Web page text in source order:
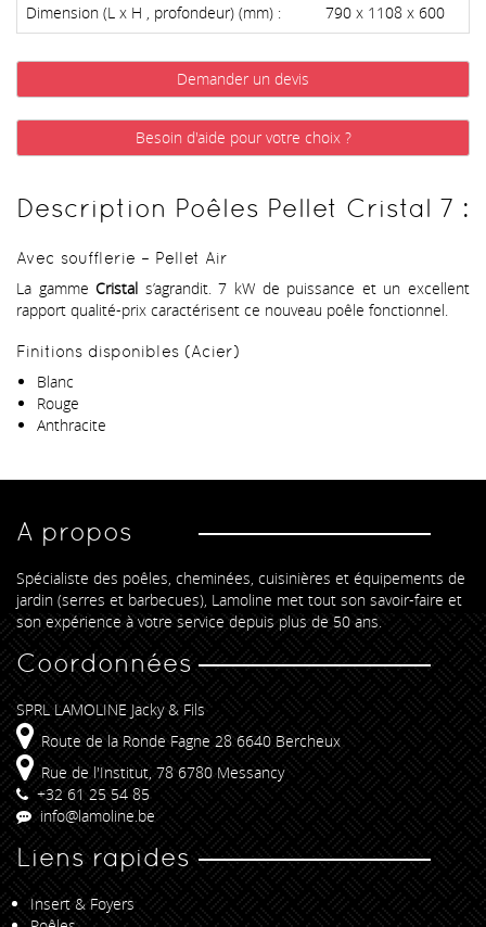
Dimension (L x H , profondeur) (mm) :
790 x 1108 x 600
Demander un devis
Besoin d'aide pour votre choix ?
Description Poêles Pellet Cristal 7 :
Avec soufflerie – Pellet Air
La gammeCristal s’agrandit. 7 kW de puissance et un excellent
rapport qualité-prix caractérisent ce nouveau poêle fonctionnel.
Finitions disponibles (Acier)
Blanc
Rouge
Anthracite
A propos
Spécialiste des poêles, cheminées, cuisinières et équipements de
jardin (serres et barbecues), Lamoline met tout son savoir-faire et
son expérience à votre service depuis plus de 50 ans.
Coordonnées
SPRL LAMOLINE Jacky & Fils
Route de la Ronde Fagne 28 6640 Bercheux
Rue de l'Institut, 78 6780 Messancy
+32 61 25 54 85
info@lamoline.be
Liens rapides
Insert & Foyers